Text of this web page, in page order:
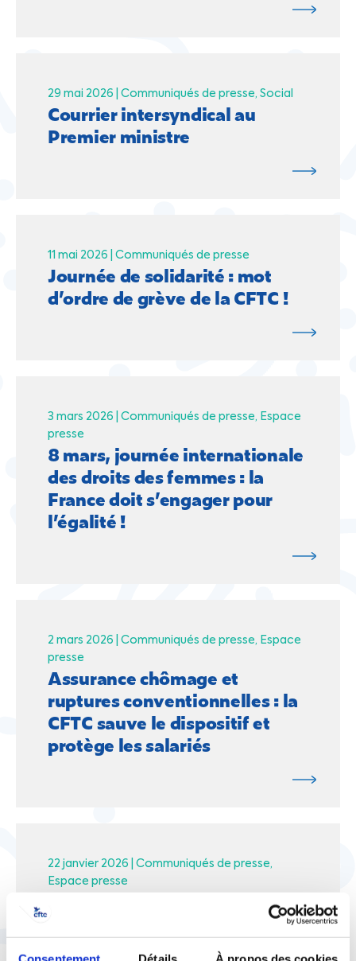
29 mai 2026 | Communiqués de presse Social
Courrier intersyndical au
Premier ministre
11 mai 2026 | Communiqués de presse
Journée de solidarité : mot
d’ordre de grève de la CFTC !
3 mars 2026 | Communiqués de presse
Espace
presse
8 mars, journée internationale
des droits des femmes : la
France doit s’engager pour
l’égalité !
2 mars 2026 | Communiqués de presse
Espace
presse
Assurance chômage et
ruptures conventionnelles : la
CFTC sauve le dispositif et
protège les salariés
22 janvier 2026 | Communiqués de presse
Espace presse
Solidarité avec la résistance
travailleurs d’Ukraine !